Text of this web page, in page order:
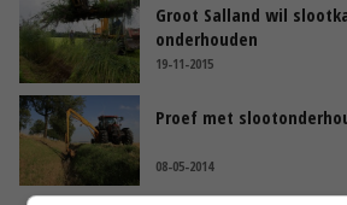
Groot Salland wil
onderhouden
19-11-2015
Proef met
08-05-2014